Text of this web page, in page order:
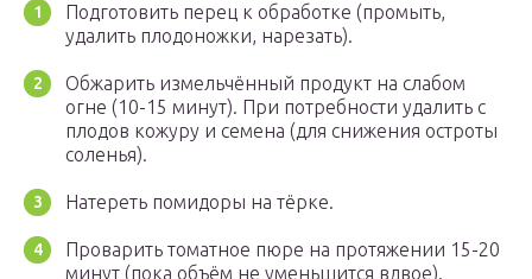
Подготовить перец к обработке (промыть,
удалить плодоножки, нарезать).
Обжарить измельчённый продукт на слабом
огне (10-15 минут). При потребности удалить с
плодов кожуру и семена (для снижения остроты
соленья).
Натереть помидоры на тёрке.
Проварить томатное пюре на протяжении 15-20
минут (пока объём не уменьшится вдвое).